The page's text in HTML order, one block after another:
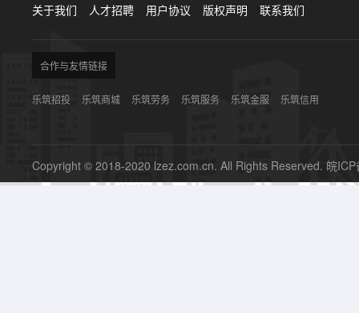
关于我们 人才招聘 用户协议 版权声明 联系我们
合作与友情链接
乐筑招投 乐筑商城 乐筑劳务 乐筑服务 乐筑金服 乐筑信用
Copyright © 2018-2020 lzez.com.cn. All Rights Reserved. 皖